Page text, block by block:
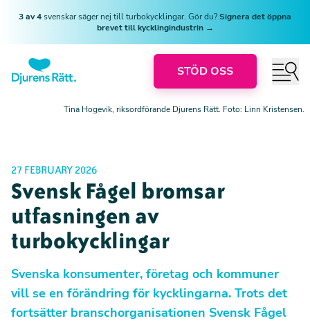
3 av 4svenskar säger nej till turbokycklingar. Gör du?Signera det öppna
brevet till kycklingindustrin →
STÖD OSS
Tina Hogevik, riksordförande Djurens Rätt. Foto: Linn Kristensen.
27 FEBRUARY 2026
Svensk Fågel bromsar
utfasningen av
turbokycklingar
Svenska konsumenter, företag och kommuner
vill se en förändring för kycklingarna. Trots det
fortsätter branschorganisationen Svensk Fågel